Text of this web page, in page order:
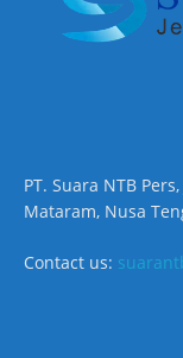
PT. Suara NTB
Mataram, Nusa
Contact us: